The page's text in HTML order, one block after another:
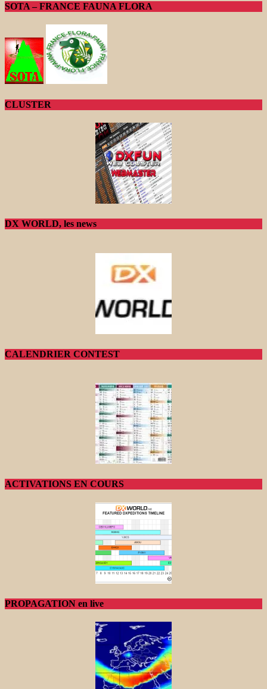
SOTA – FRANCE FAUNA FLORA
CLUSTER
DX WORLD, les news
CALENDRIER CONTEST
ACTIVATIONS EN COURS
PROPAGATION en live